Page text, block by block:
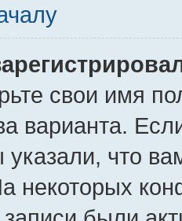
свои имя
варианта.
указали, что
некоторых